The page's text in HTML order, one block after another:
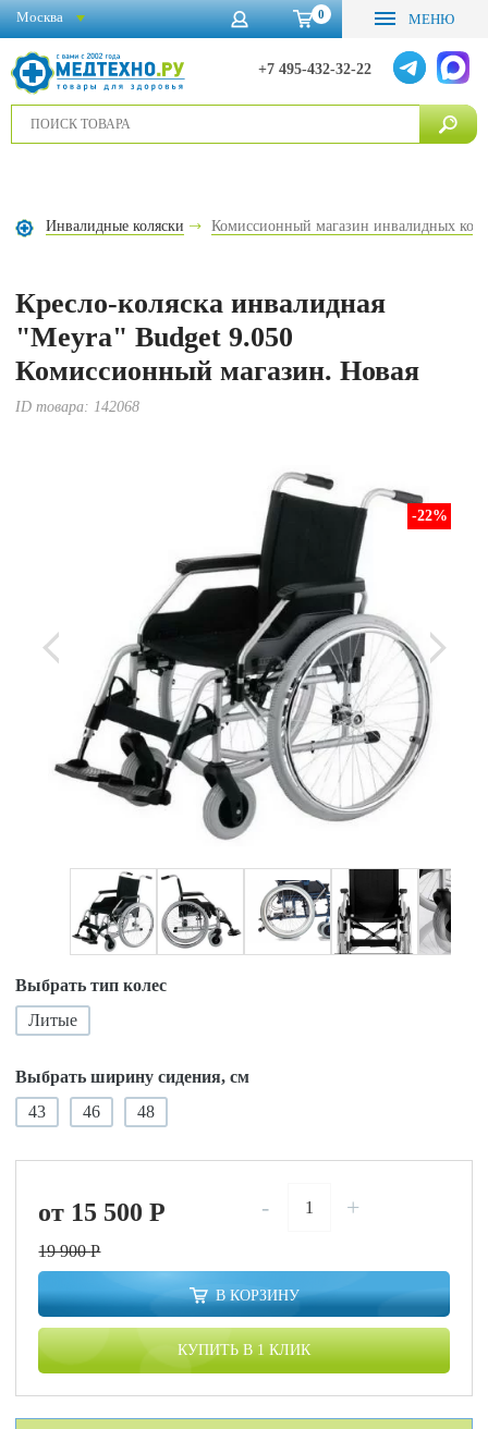
0 МЕНЮ
+7 495-432-32-22
Москва
Инвалидные коляски Комиссионный магазин инвалидных
Кресло-коляска инвалидная
"Meyra" Budget 9.050
Комиссионный магазин. Новая
ID товара: 142068
-22%
Выбрать тип колес
Литые
Выбрать ширину сидения, см
43
46 48
от 15 500P
19 900P
- +
В КОРЗИНУ
КУПИТЬ В 1 КЛИК